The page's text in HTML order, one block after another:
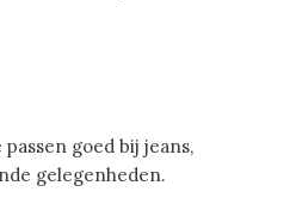
goed bij jeans,
gelegenheden.